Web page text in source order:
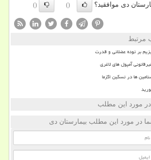
دی موافقید؟ ()
()
مرتبط
بر توده عضلانی و قدرت
آمپول های لاغری
ها در تسکین اگزما
در مورد این مطلب
در مورد این مطلب بیمارستان دی